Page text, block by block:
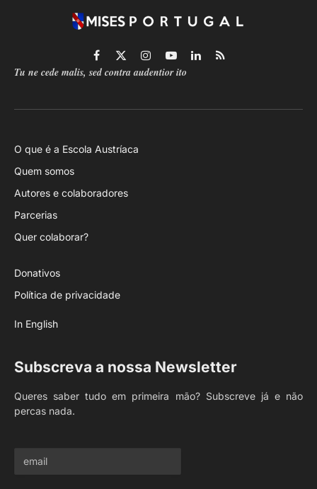
Facebook
X
(Twitter)
Instagram
YouTubeLinkedIn
RSS
Tu ne cede malis, sed contra audentior ito
O que é a Escola Austríaca
Quem somos
Autores e colaboradores
Parcerias
Quer colaborar?
Donativos
Política de privacidade
In English
Subscreva a nossa Newsletter
Queres saber tudo em primeira mão? Subscreve já e não
percas nada.